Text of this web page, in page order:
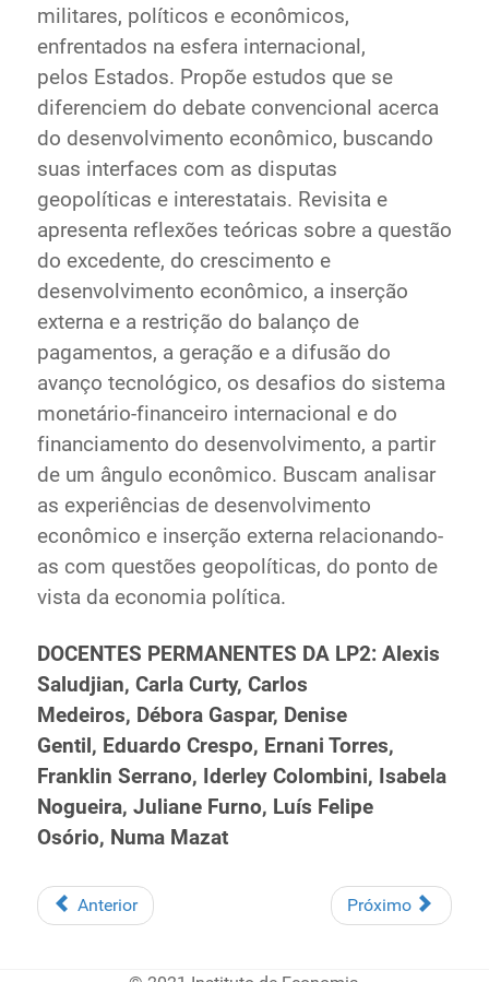
militares, políticos e econômicos,
enfrentados na esfera internacional,
pelos Estados. Propõe estudos que se
diferenciem do debate convencional acerca
do desenvolvimento econômico, buscando
suas interfaces com as disputas
geopolíticas e interestatais. Revisita e
apresenta reflexões teóricas sobre a questão
do excedente, do crescimento e
desenvolvimento econômico, a inserção
externa e a restrição do balanço de
pagamentos, a geração e a difusão do
avanço tecnológico, os desafios do sistema
monetário-financeiro internacional e do
financiamento do desenvolvimento, a partir
de um ângulo econômico. Buscam analisar
as experiências de desenvolvimento
econômico e inserção externa relacionando-
as com questões geopolíticas, do ponto de
vista da economia política.
DOCENTES PERMANENTES DA LP2: Alexis
Saludjian, Carla Curty, Carlos
Medeiros, Débora Gaspar, Denise
Gentil, Eduardo Crespo, Ernani Torres,
Franklin Serrano, Iderley Colombini, Isabela
Nogueira, Juliane Furno, Luís Felipe
Osório, Numa Mazat
Anterior Próximo